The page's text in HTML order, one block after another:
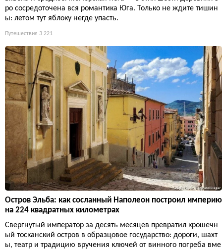
ро сосредоточена вся романтика Юга. Только не ждите тишин
ы: летом тут яблоку негде упасть.
Путешествия 3 221
Остров Эльба: как сосланный Наполеон построил империю
на 224 квадратных километрах
Свергнутый император за десять месяцев превратил крошечн
ый тосканский остров в образцовое государство: дороги, шахт
ы, театр и традицию вручения ключей от винного погреба вме